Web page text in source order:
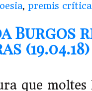
, premis
Burgos
(19.04.18)
que